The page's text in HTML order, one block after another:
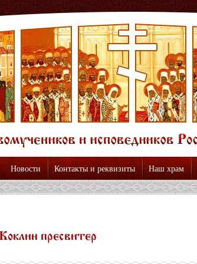
Новости Контакты и реквизиты Наш храм
пресвитер